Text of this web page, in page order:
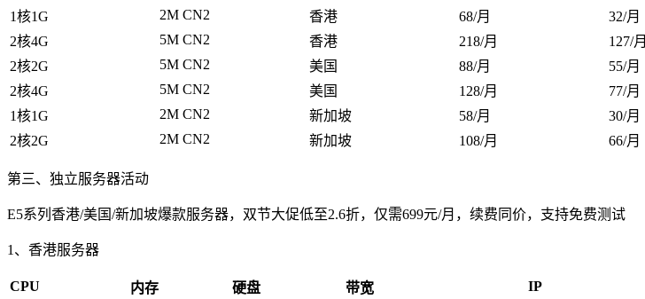
1核1G
2M CN2 香港 68/月 32/月
2核4G
5M CN2 香港 218/月 127/月
2核2G
5M CN2 美国 88/月 55/月
2核4G
5M CN2 美国 128/月 77/月
1核1G
2M CN2 新加坡 58/月 30/月
2核2G
2M CN2 新加坡 108/月 66/月
第三、独立服务器活动
E5系列香港/美国/新加坡爆款服务器，双节大促低至2.6折，仅需699元/月，续费同价，支持免费测试
1、香港服务器
CPU 内存 硬盘 带宽 IP